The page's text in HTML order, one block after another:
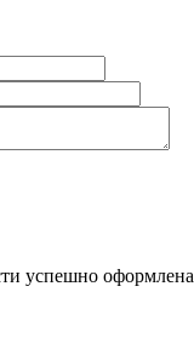
успешно оформлена